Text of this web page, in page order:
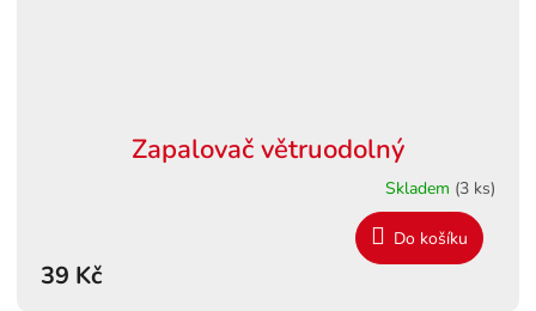
Zapalovač větruodolný
Skladem (3 ks)
39 Kč
Do košíku